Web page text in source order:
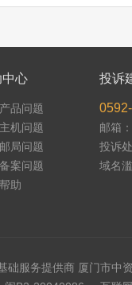
心
品问题
机问题
局问题
案问题
助
投诉
邮箱
投诉
域名
础服务提供商 厦门市中